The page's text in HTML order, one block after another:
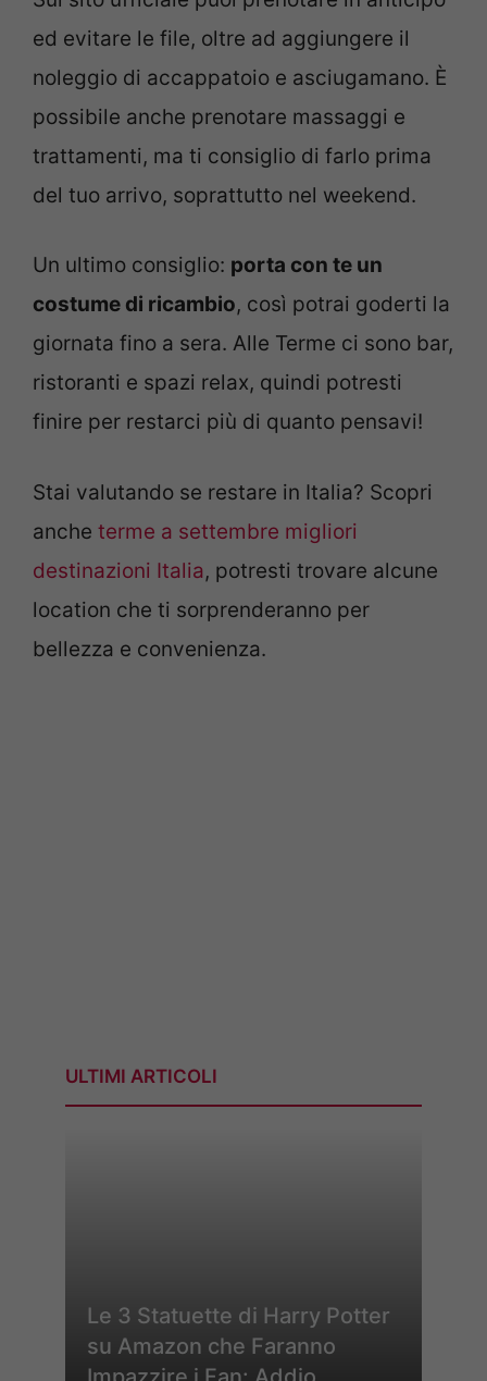
ed evitare le file, oltre ad aggiungere il
noleggio di accappatoio e asciugamano. È
possibile anche prenotare massaggi e
trattamenti, ma ti consiglio di farlo prima
del tuo arrivo, soprattutto nel weekend.
Un ultimo consiglio: porta con te un
costume di ricambio, così potrai goderti la
giornata fino a sera. Alle Terme ci sono bar,
ristoranti e spazi relax, quindi potresti
finire per restarci più di quanto pensavi!
Stai valutando se restare in Italia? Scopri
anche terme a settembre migliori
destinazioni Italia, potresti trovare alcune
location che ti sorprenderanno per
bellezza e convenienza.
ULTIMI ARTICOLI
Le 3 Statuette di Harry Potter
su Amazon che Faranno